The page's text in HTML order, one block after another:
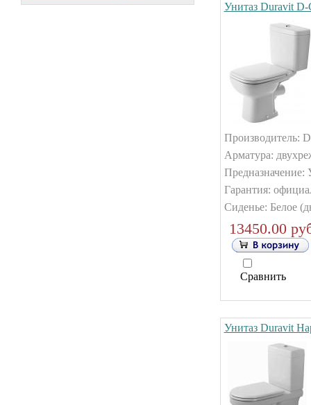
Унитаз Duravit D-
Производитель:
Арматура:
Предназначение:
Гарантия:
Сиденье: Белое
13450.00
Сравнить
Унитаз Duravit